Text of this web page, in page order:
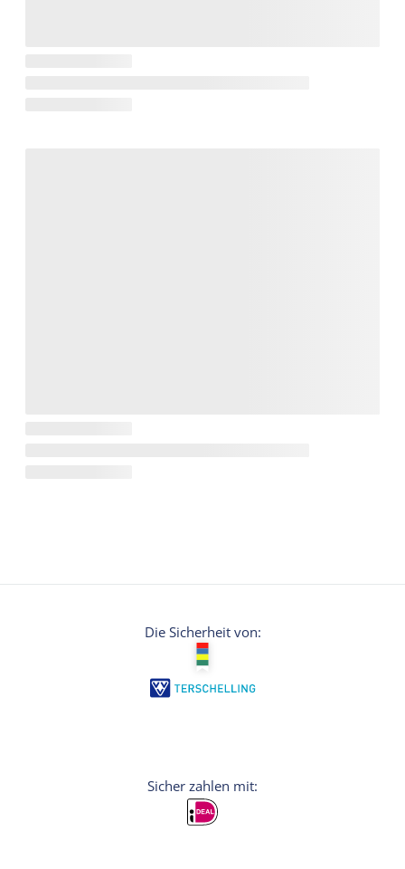
Die Sicherheit von: